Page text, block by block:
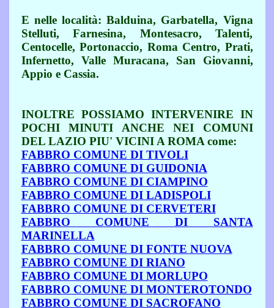
E nelle località: Balduina, Garbatella, Vigna
Stelluti, Farnesina, Montesacro, Talenti,
Centocelle, Portonaccio, Roma Centro, Prati,
Infernetto, Valle Muracana, San Giovanni,
Appio e Cassia.
INOLTRE POSSIAMO INTERVENIRE IN
POCHI MINUTI ANCHE NEI COMUNI
DEL LAZIO PIU' VICINI A ROMA come:
FABBRO COMUNE DI TIVOLI
FABBRO COMUNE DI GUIDONIA
FABBRO COMUNE DI CIAMPINO
FABBRO COMUNE DI LADISPOLI
FABBRO COMUNE DI CERVETERI
FABBRO COMUNE DI SANTA
MARINELLA
FABBRO COMUNE DI FONTE NUOVA
FABBRO COMUNE DI RIANO
FABBRO COMUNE DI MORLUPO
FABBRO COMUNE DI MONTEROTONDO
FABBRO COMUNE DI SACROFANO